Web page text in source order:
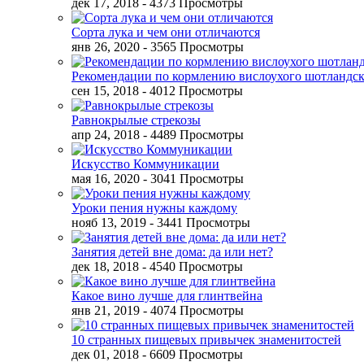
дек 17, 2018 - 4373 Просмотры
Сорта лука и чем они отличаются
янв 26, 2020 - 3565 Просмотры
Рекомендации по кормлению вислоухого
сен 15, 2018 - 4012 Просмотры
Равнокрылые стрекозы
апр 24, 2018 - 4489 Просмотры
Искусство Коммуникации
мая 16, 2020 - 3041 Просмотры
Уроки пения нужны каждому
нояб 13, 2019 - 3441 Просмотры
Занятия детей вне дома: да или нет?
дек 18, 2018 - 4540 Просмотры
Какое вино лучше для глинтвейна
янв 21, 2019 - 4074 Просмотры
10 странных пищевых привычек знаменитостей
дек 01, 2018 - 6609 Просмотры